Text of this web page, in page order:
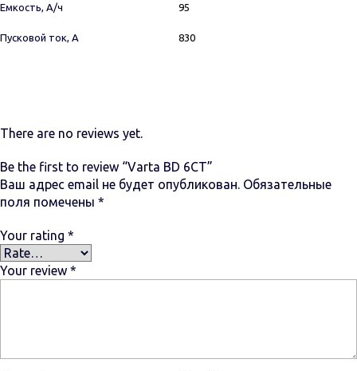
Емкость, А/ч 95
Пусковой ток, А 830
There are no reviews yet.
Be the first to review “Varta BD 6CT”
Ваш адрес email не будет опубликован. Обязательные
поля помечены *
Your rating *
Your review *